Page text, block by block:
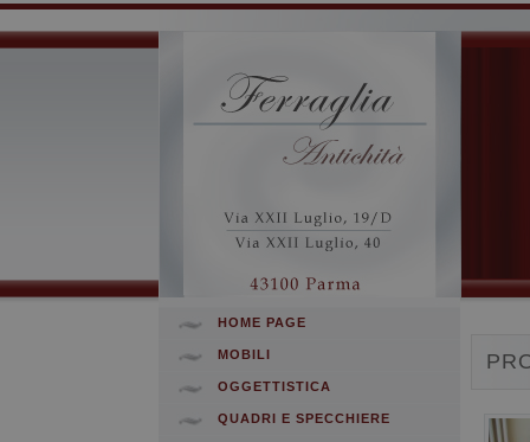
HOME PAGE
MOBILI
OGGETTISTICA
QUADRI E SPECCHIERE